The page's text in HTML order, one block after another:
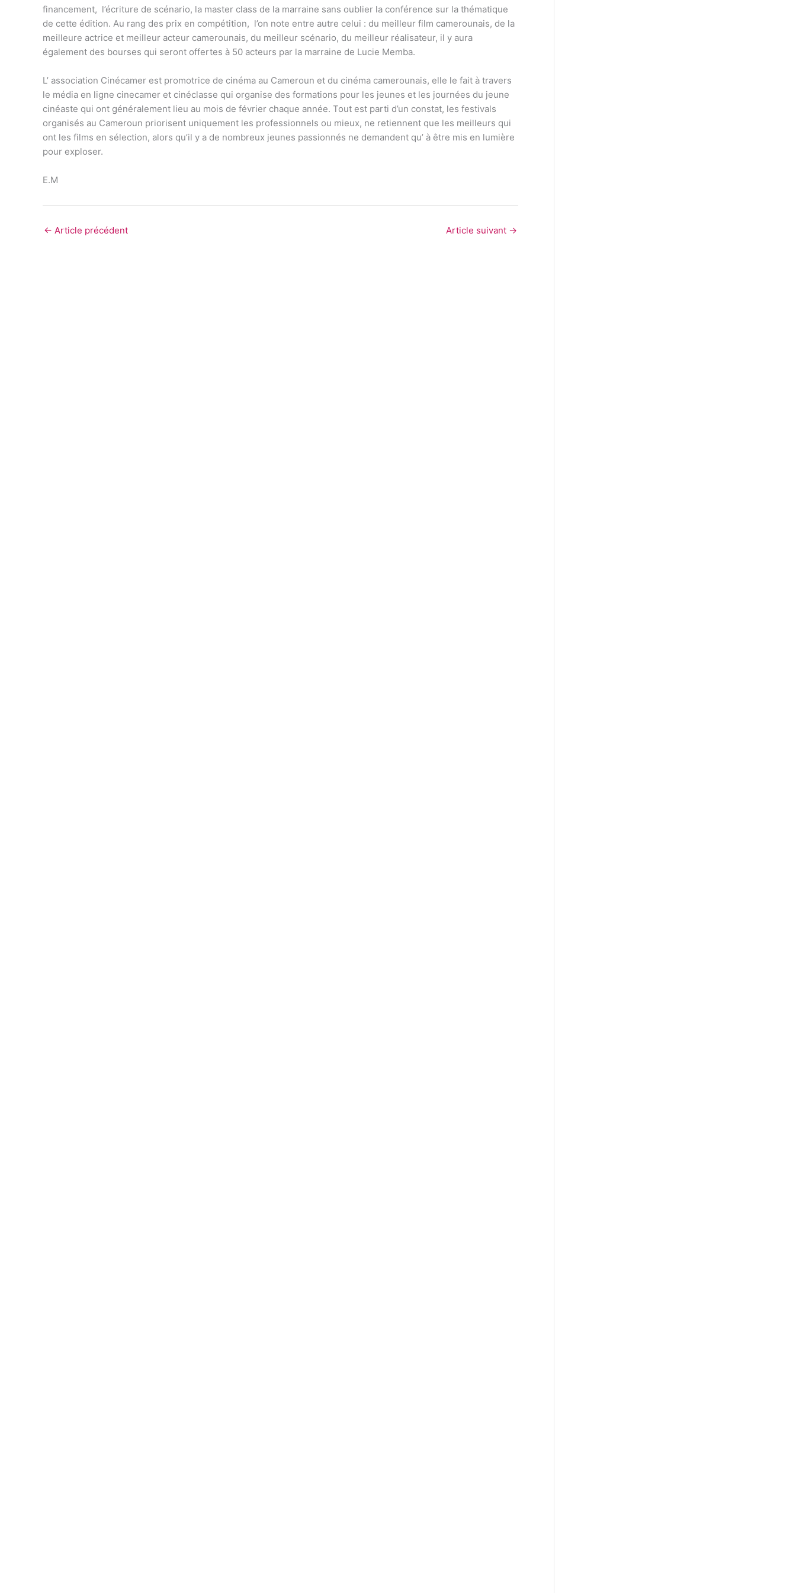
financement, l’écriture de scénario, la master class de la marraine sans oublier la conférence sur la thématique
de cette édition. Au rang des prix en compétition, l’on note entre autre celui : du meilleur film camerounais, de la
meilleure actrice et meilleur acteur camerounais, du meilleur scénario, du meilleur réalisateur, il y aura
également des bourses qui seront offertes à 50 acteurs par la marraine de Lucie Memba.
L’ association Cinécamer est promotrice de cinéma au Cameroun et du cinéma camerounais, elle le fait à travers
le média en ligne cinecamer et cinéclasse qui organise des formations pour les jeunes et les journées du jeune
cinéaste qui ont généralement lieu au mois de février chaque année. Tout est parti d’un constat, les festivals
organisés au Cameroun priorisent uniquement les professionnels ou mieux, ne retiennent que les meilleurs qui
ont les films en sélection, alors qu’il y a de nombreux jeunes passionnés ne demandent qu’ à être mis en lumière
pour exploser.
E.M
← Article précédent Article suivant →